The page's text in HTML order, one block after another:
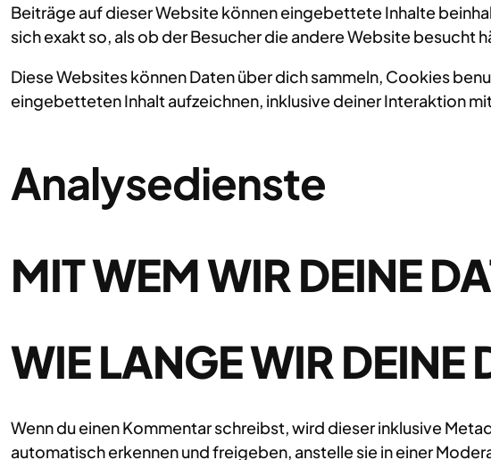
Beiträge auf dieser Website können eingebettete Inhalte
sich exakt so, als ob der Besucher die andere Website besucht
Diese Websites können Daten über dich sammeln, Cookies
eingebetteten Inhalt aufzeichnen, inklusive deiner Interaktion
Analysedienste
MIT WEM WIR DEINE
WIE LANGE WIR DEINE
Wenn du einen Kommentar schreibst, wird dieser inklusive
automatisch erkennen und freigeben, anstelle sie in einer